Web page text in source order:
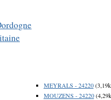
MEYRALS - 24220
MOUZENS - 24220